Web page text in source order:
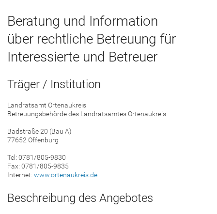
Beratung und Information
über rechtliche Betreuung für
Interessierte und Betreuer
Träger / Institution
Landratsamt Ortenaukreis
Betreuungsbehörde des Landratsamtes Ortenaukreis
Badstraße 20 (Bau A)
77652 Offenburg
Tel: 0781/805-9830
Fax: 0781/805-9835
Internet: www.ortenaukreis.de
Beschreibung des Angebotes